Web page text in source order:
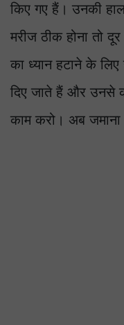
किए गए हैं। उनकी
मरीज ठीक होना तो
का ध्यान हटाने के
दिए जाते हैं और उनसे
काम करो। अब